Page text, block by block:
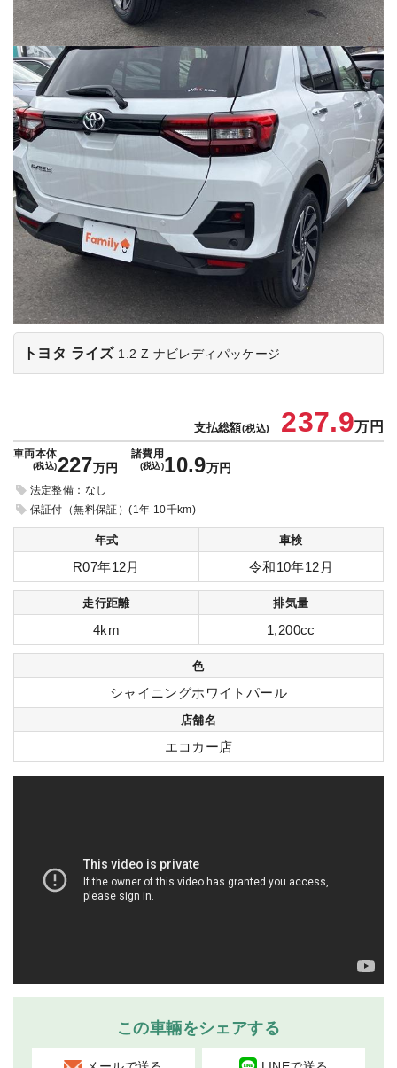
トヨタ ライズ 1.2 Z ナビレディパッケージ
支払総額(税込) 237.9万円
車両本体
(税込)227万円
諸費用
(税込)10.9万円
法定整備：なし
保証付（無料保証）(1年 10千km)
年式 車検
R07年12月 令和10年12月
走行距離 排気量
4km 1,200cc
色
シャイニングホワイトパール
店舗名
エコカー店
この車輛をシェアする